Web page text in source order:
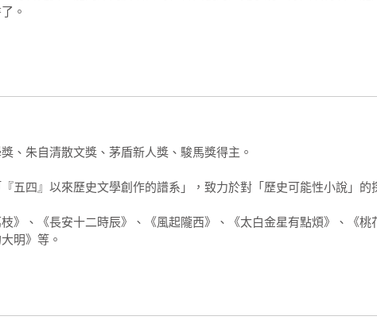
。」他緩緩吐出一口氣。
香積錢契，口稱功德。
小官，想要拿下這座宅子，除罄盡自家多年積蓄之外，少不得要借貸
幾座大伽藍的放貸最為便捷，謂之「香積錢」。當然，佛法不可沾染
。
、朱自清散文獎、茅盾新人獎、駿馬獎得主。
五四』以來歷史文學創作的譜系」，致力於對「歷史可能性小說」的
》、《長安十二時辰》、《風起隴西》、《太白金星有點煩》、《桃
明》等。